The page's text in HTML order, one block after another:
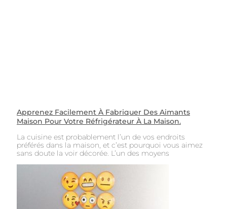
Apprenez Facilement À Fabriquer Des Aimants
Maison Pour Votre Réfrigérateur À La Maison.
La cuisine est probablement l’un de vos endroits
préférés dans la maison, et c’est pourquoi vous aimez
sans doute la voir décorée. L’un des moyens